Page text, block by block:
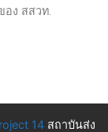
อง สสวท.
14สถาบันส่ง